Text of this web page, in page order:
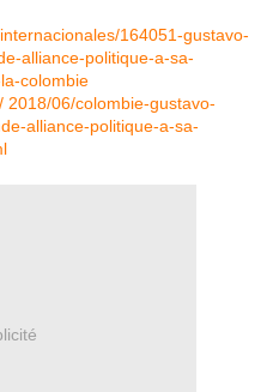
164051-gustavo-
alliance-politique-a-sa-
colombie
2018/06/colombie-gustavo-
alliance-politique-a-sa-